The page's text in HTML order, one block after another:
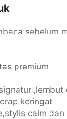
sebelum
premium
,lembut
keringat
calm dan